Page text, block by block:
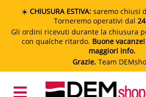
☀️ CHIUSURA ESTIVA: saremo chiusi
Torneremo operativi dal
Gli ordini ricevuti durante la chiusura
con qualche ritardo. Buone vacanze!
maggiori info.
Grazie. Team